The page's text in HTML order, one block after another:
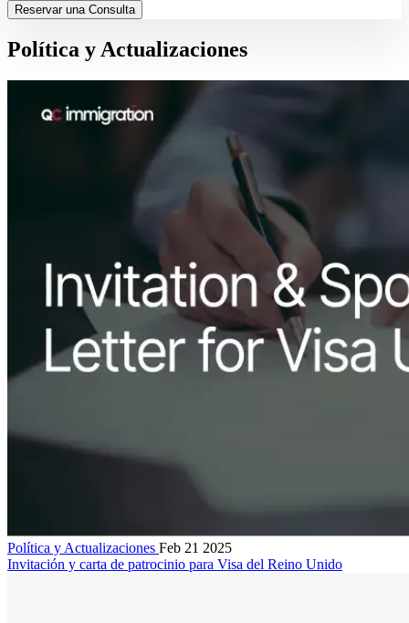
Reservar una Consulta
Política y Actualizaciones
Política y Actualizaciones Feb 21 2025
Invitación y carta de patrocinio para Visa del Reino Unido